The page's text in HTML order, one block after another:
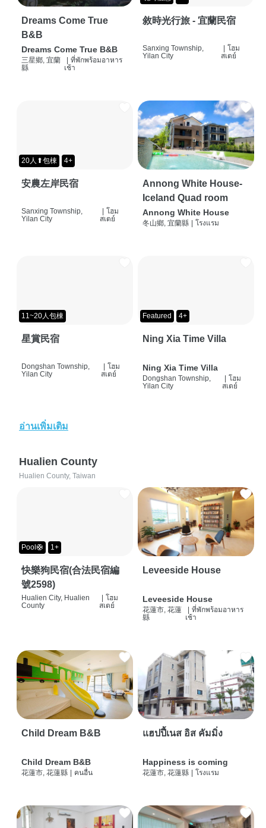
Dreams Come True
B&B
Dreams Come True B&B
三星鄉, 宜蘭
縣
| ที่พักพร้อมอาหาร
เช้า
敘時光行旅 - 宜蘭民宿
Sanxing Township,
Yilan City
| โฮม
สเตย์
20人⬆包棟 4+
安農左岸民宿
Sanxing Township,
Yilan City
| โฮม
สเตย์
Annong White House-
Iceland Quad room
Annong White House
冬山鄉, 宜蘭縣 | โรงแรม
11~20人包棟
星賞民宿
Dongshan Township,
Yilan City
โฮม
สเตย์
Featured 4+
Ning Xia Time Villa
Ning Xia Time Villa
Dongshan Township,
Yilan City
โฮม
สเตย์
อ่านเพิ่มเติม
Hualien County
Hualien County, Taiwan
Pool🛟 1+
快樂狗民宿(合法民宿編
號2598)
Hualien City, Hualien
County
โฮม
สเตย์
Leveeside House
Leveeside House
花蓮市, 花蓮
縣
ที่พักพร้อมอาหาร
เช้า
Child Dream B&B
Child Dream B&B
花蓮市, 花蓮縣 คนอื่น
แฮปปี้เนส อิส คัมมิ่ง
Happiness is coming
花蓮市, 花蓮縣 โรงแรม